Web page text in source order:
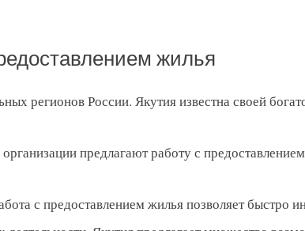
жилья
регионов России. Якутия известна своей
предлагают работу с
с предоставлением жилья позволяет быстро